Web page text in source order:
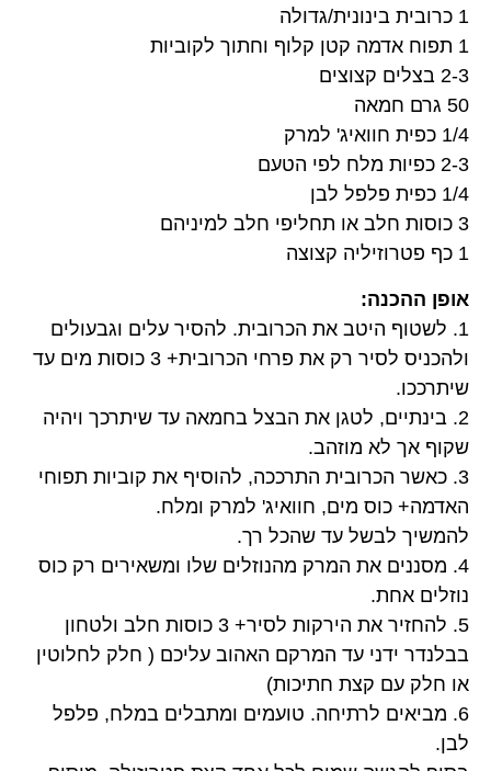
1 כרובית בינונית/גדולה
1 תפוח אדמה קטן קלוף וחתוך לקוביות
2-3 בצלים קצוצים
50 גרם חמאה
1/4 כפית חוואיג' למרק
2-3 כפיות מלח לפי הטעם
1/4 כפית פלפל לבן
3 כוסות חלב או תחליפי חלב למיניהם
1 כף פטרוזיליה קצוצה
אופן ההכנה:
1. לשטוף היטב את הכרובית. להסיר עלים וגבעולים
ולהכניס לסיר רק את פרחי הכרובית+ 3 כוסות מים עד
שיתרככו.
2. בינתיים, לטגן את הבצל בחמאה עד שיתרכך ויהיה
שקוף אך לא מוזהב.
3. כאשר הכרובית התרככה, להוסיף את קוביות תפוחי
האדמה+ כוס מים, חוואיג' למרק ומלח.
להמשיך לבשל עד שהכל רך.
4. מסננים את המרק מהנוזלים שלו ומשאירים רק כוס
נוזלים אחת.
5. להחזיר את הירקות לסיר+ 3 כוסות חלב ולטחון
בבלנדר ידני עד המרקם האהוב עליכם ( חלק לחלוטין
או חלק עם קצת חתיכות)
6. מביאים לרתיחה. טועמים ומתבלים במלח, פלפל
לבן.